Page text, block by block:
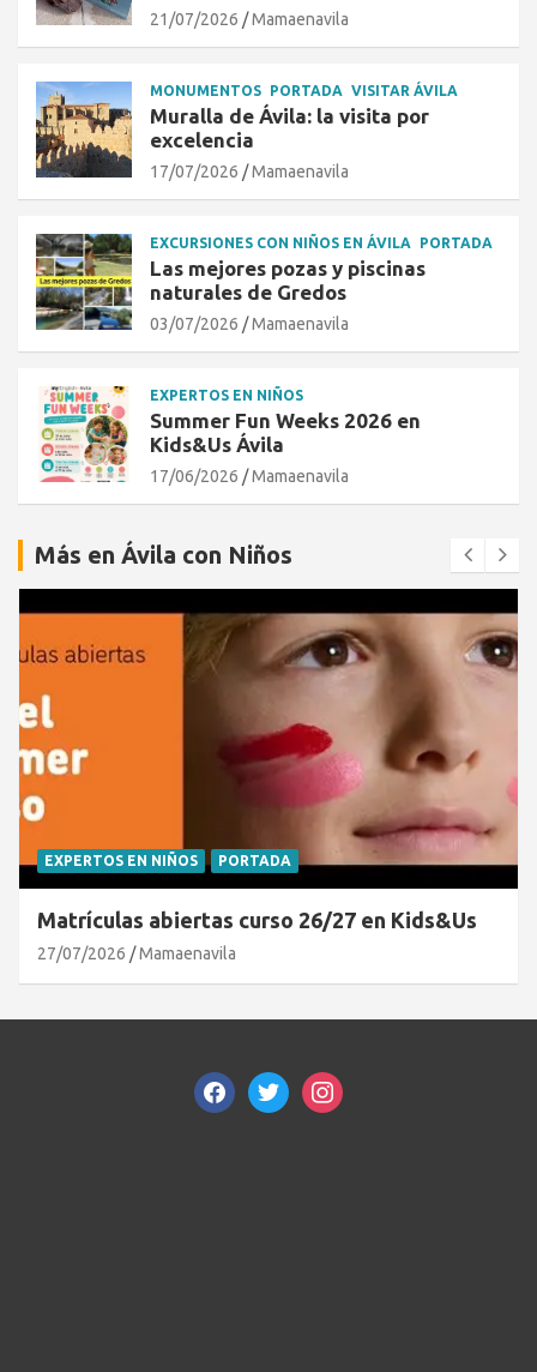
21/07/2026 Mamaenavila
MONUMENTOS PORTADA VISITAR ÁVILA
Muralla de Ávila: la visita por
excelencia
17/07/2026 Mamaenavila
EXCURSIONES CON NIÑOS EN ÁVILA PORTADA
Las mejores pozas y piscinas
naturales de Gredos
03/07/2026 Mamaenavila
EXPERTOS EN NIÑOS
Summer Fun Weeks 2026 en
Kids&Us Ávila
17/06/2026 Mamaenavila
Más en Ávila con Niños
EXPERTOS EN NIÑOS PORTADA
Matrículas abiertas curso 26/27 en Kids&Us
27/07/2026 Mamaenavila
facebooktwitterinstagram